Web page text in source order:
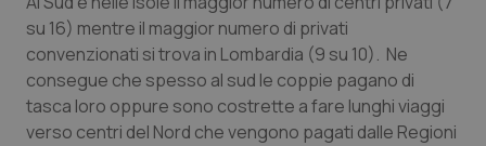
su 16) mentre il maggior numero di privati
convenzionati si trova in Lombardia (9 su 10). Ne
consegue che spesso al sud le coppie pagano di
tasca loro oppure sono costrette a fare lunghi viaggi
verso centri del Nord che vengono pagati dalle Regioni